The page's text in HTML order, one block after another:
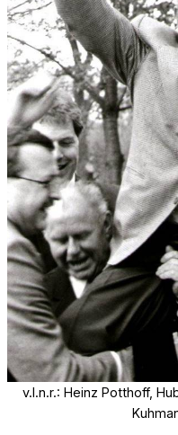
v.l.n.r.: Heinz Potthoff,